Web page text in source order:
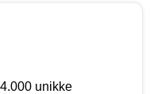
unikke